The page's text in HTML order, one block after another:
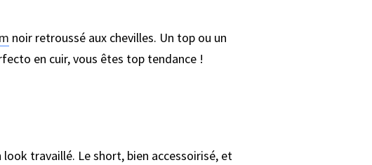
noir retroussé aux chevilles. Un top ou un
en cuir, vous êtes top tendance !
travaillé. Le short, bien accessoirisé, et